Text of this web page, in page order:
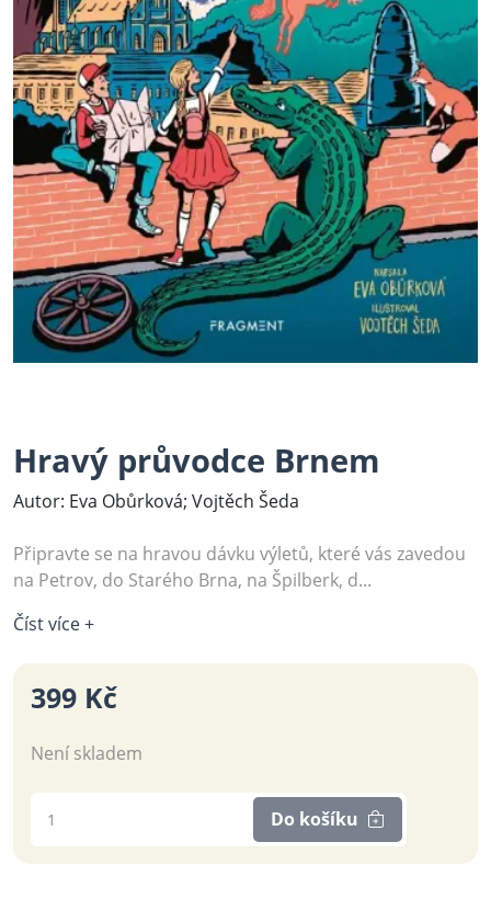
Hravý průvodce Brnem
Autor: Eva Obůrková; Vojtěch Šeda
Připravte se na hravou dávku výletů, které vás zavedou
na Petrov, do Starého Brna, na Špilberk, d...
Číst více +
399 Kč
Není skladem
Do košíku